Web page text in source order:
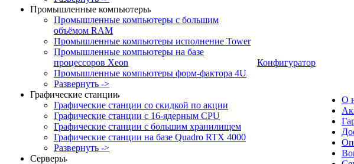
Промышленные компьютеры
Промышленные компьютеры с большим
объёмом RAM
Промышленные компьютеры исполнение Tower
Промышленные компьютеры на базе
процессоров Xeon
Промышленные компьютеры форм-фактора 4U
Развернуть ->
Графические станции
Графические станции со скидкой по акции
Графические станции с 16-ядерным CPU
Графические станции с большим хранилищем
Графические станции на базе Quadro RTX 4000
Развернуть ->
Серверы
Конфигуратор
О